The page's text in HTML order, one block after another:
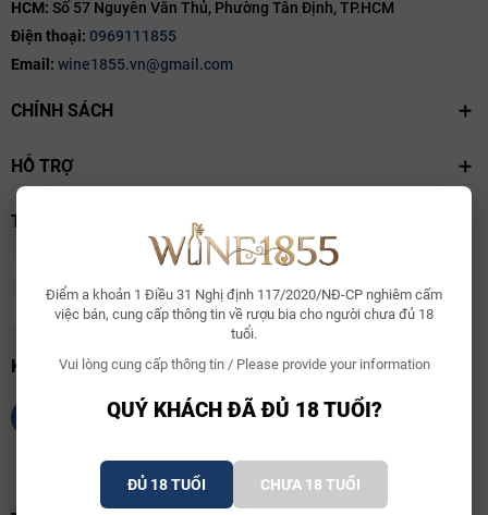
Điểm a khoản 1 Điều 31 Nghị định 117/2020/NĐ-CP nghiêm cấm
việc bán, cung cấp thông tin về rượu bia cho người chưa đủ 18
tuổi.
Vui lòng cung cấp thông tin / Please provide your information
QUÝ KHÁCH ĐÃ ĐỦ 18 TUỔI?
ĐỦ 18 TUỔI CHƯA 18 TUỔI
HCM: Số 57 Nguyễn Văn Thủ, Phường Tân Định, TP.HCM
Điện thoại: 0969111855
Email: wine1855.vn@gmail.com
CHÍNH SÁCH
HỖ TRỢ
THANH TOÁN
KẾT NỐI CHÚNG TÔI